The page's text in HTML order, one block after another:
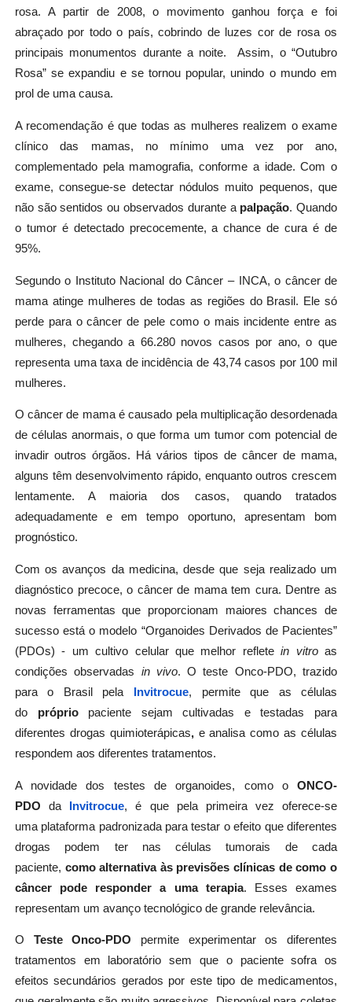
rosa. A partir de 2008, o movimento ganhou força e foi
abraçado por todo o país, cobrindo de luzes cor de rosa os
principais monumentos durante a noite. Assim, o “Outubro
Rosa” se expandiu e se tornou popular, unindo o mundo em
prol de uma causa.
A recomendação é que todas as mulheres realizem o exame
clínico das mamas, no mínimo uma vez por ano,
complementado pela mamografia, conforme a idade. Com o
exame, consegue-se detectar nódulos muito pequenos, que
não são sentidos ou observados durante a palpação. Quando
o tumor é detectado precocemente, a chance de cura é de
95%.
Segundo o Instituto Nacional do Câncer – INCA, o câncer de
mama atinge mulheres de todas as regiões do Brasil. Ele só
perde para o câncer de pele como o mais incidente entre as
mulheres, chegando a 66.280 novos casos por ano, o que
representa uma taxa de incidência de 43,74 casos por 100 mil
mulheres.
O câncer de mama é causado pela multiplicação desordenada
de células anormais, o que forma um tumor com potencial de
invadir outros órgãos. Há vários tipos de câncer de mama,
alguns têm desenvolvimento rápido, enquanto outros crescem
lentamente. A maioria dos casos, quando tratados
adequadamente e em tempo oportuno, apresentam bom
prognóstico.
Com os avanços da medicina, desde que seja realizado um
diagnóstico precoce, o câncer de mama tem cura. Dentre as
novas ferramentas que proporcionam maiores chances de
sucesso está o modelo “Organoides Derivados de Pacientes”
(PDOs) - um cultivo celular que melhor refletein vitroas
condições observadas in vivo. O teste Onco-PDO, trazido
para o Brasil pela
Invitrocue, permite que as células
dopróprio paciente sejam cultivadas e testadas para
diferentes drogas quimioterápicas,e analisa como as células
respondem aos diferentes tratamentos.
A novidade dos testes de organoides, como oONCO-
PDO da Invitrocue, é que pela primeira vez oferece-se
uma plataforma padronizada para testar o efeito que diferentes
drogas podem ter nas células tumorais de cada
paciente, como alternativa às previsões clínicas de como o
câncer pode responder a uma terapia. Esses exames
representam um avanço tecnológico de grande relevância.
O Teste Onco-PDO permite experimentar os diferentes
tratamentos em laboratório sem que o paciente sofra os
efeitos secundários gerados por este tipo de medicamentos,